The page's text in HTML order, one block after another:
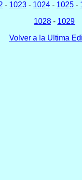
- 1023 - 1024 - 1025 -
1028 - 1029
Volver a la Ultima